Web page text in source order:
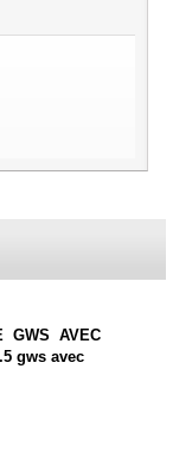
AVEC
gws avec